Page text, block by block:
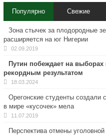
Популярно Свежие
Зона стычек за плодородные
расширяется на юг Нигерии
02.09.2019
Путин побеждает на выборах
рекордным результатом
18.03.2024
Орегонские студенты создали
в мире «кусочек» мела
11.07.2019
Перспектива отмены уголовной